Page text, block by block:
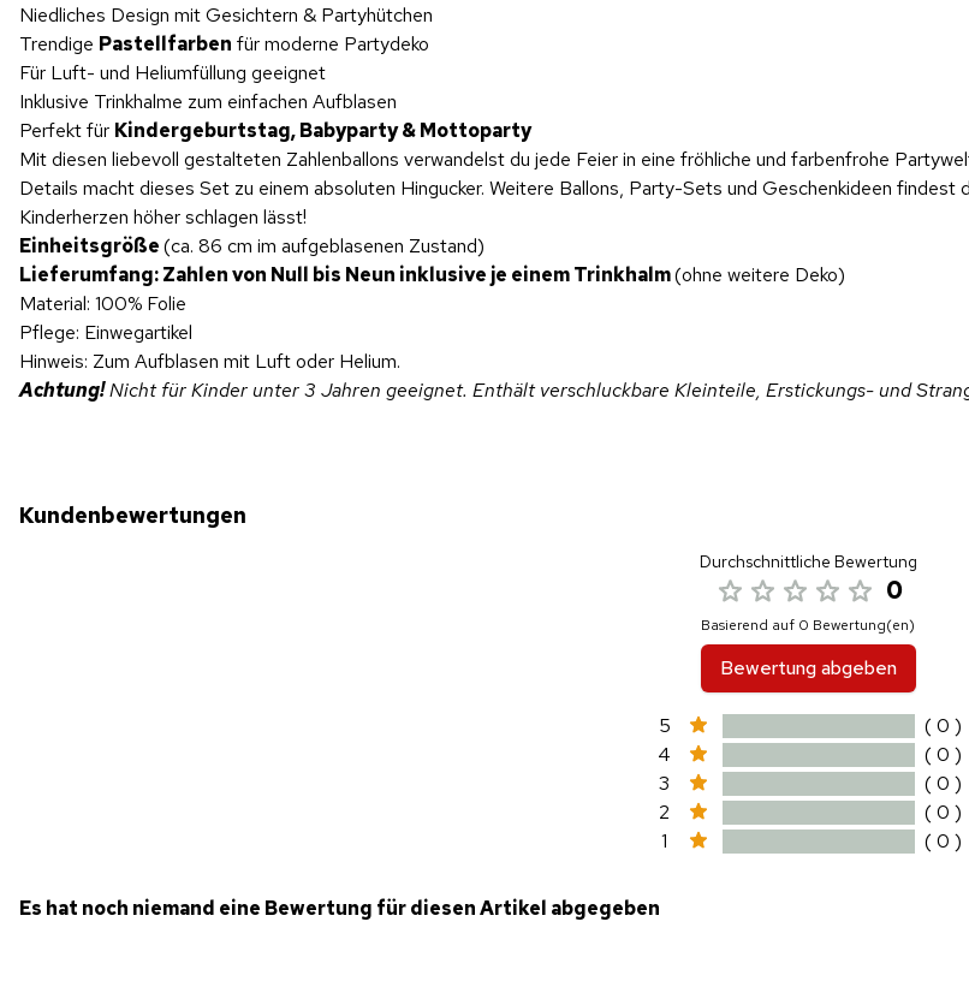
Niedliches Design mit Gesichtern & Partyhütchen
Trendige Pastellfarben für moderne Partydeko
Für Luft- und Heliumfüllung geeignet
Inklusive Trinkhalme zum einfachen Aufblasen
Perfekt für Kindergeburtstag, Babyparty & Mottoparty
Mit diesen liebevoll gestalteten Zahlenballons verwandelst du jede Feier in eine fröhliche und farbenfrohe
Details macht dieses Set zu einem absoluten Hingucker. Weitere Ballons, Party-Sets und Geschenkideen findest
Kinderherzen höher schlagen lässt!
Einheitsgröße(ca. 86 cm im aufgeblasenen Zustand)
Lieferumfang: Zahlen von Null bis Neun inklusive je einem Trinkhalm(ohne weitere Deko)
Material: 100% Folie
Pflege: Einwegartikel
Hinweis: Zum Aufblasen mit Luft oder Helium.
Achtung!Nicht für Kinder unter 3 Jahren geeignet. Enthält verschluckbare Kleinteile, Erstickungs- und
Kundenbewertungen
Durchschnittliche Bewertung
0
Basierend auf 0 Bewertung(en)
Bewertung abgeben
5
( 0 )
4
( 0 )
3
( 0 )
2
( 0 )
1
( 0 )
Es hat noch niemand eine Bewertung für diesen Artikel abgegeben